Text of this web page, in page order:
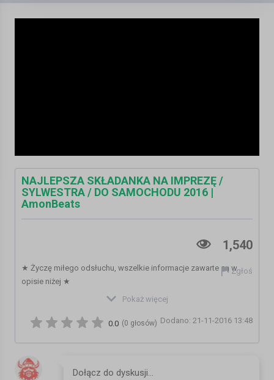
NAJLEPSZA SKŁADANKA NA IMPREZĘ /
SYLWESTRA / DO SAMOCHODU 2016 |
AmonBeats
1,540
Zgłoś
★ Życzę miłego odsłuchu, wszelkie informacje zawarte są w
opisie niżej ★
T r a c k l i s t a
Pokaż więcej
Dodano: 21-11-2016 13:48
(0 głosów)
0.0